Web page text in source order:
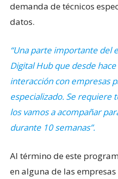
demanda de técnicos
datos.
“Una parte importante del
Digital Hub que desde
interacción con empresas
especializado. Se requiere
los vamos a acompañar
durante 10 semanas”.
Al término de este
en alguna de las